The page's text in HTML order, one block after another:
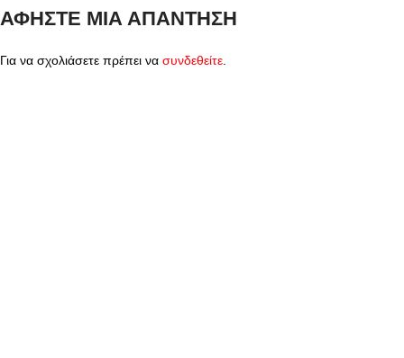
ΑΦΉΣΤΕ ΜΙΑ ΑΠΆΝΤΗΣΗ
Για να σχολιάσετε πρέπει να συνδεθείτε